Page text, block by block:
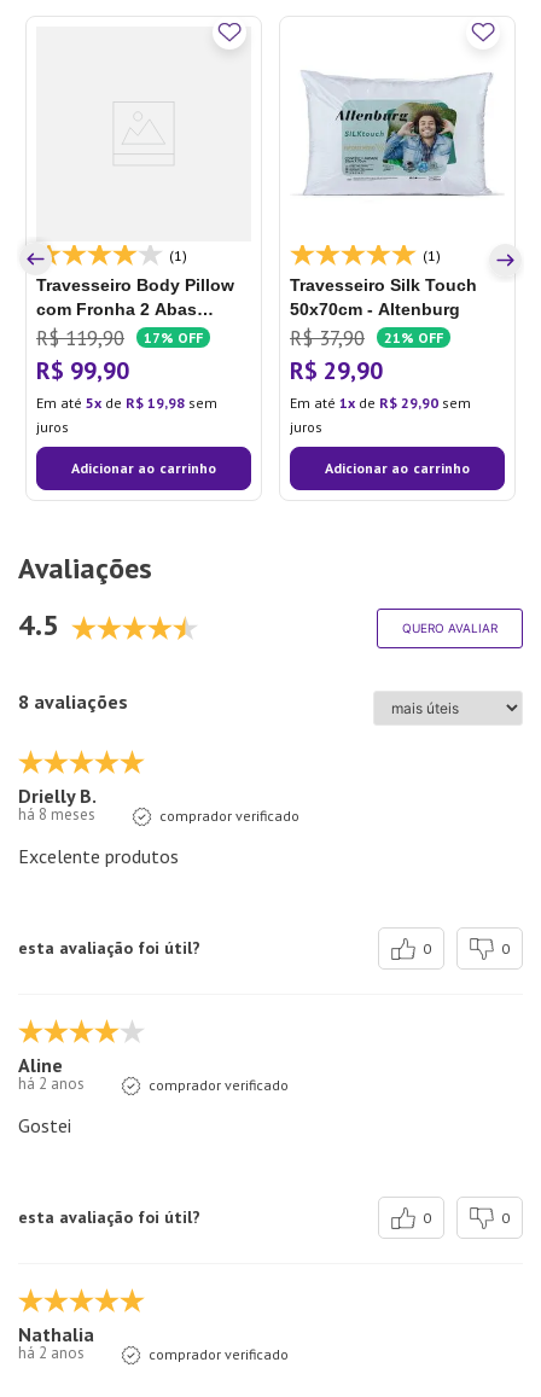
(1)
Travesseiro Body Pillow
com Fronha 2 Abas
40x130cm - Hedrons
R$ 119,90 17% OFF
R$ 99,90
Em até 5 de R$ 19,98 sem
juros
Adicionar ao carrinho
(1)
Travesseiro Silk Touch
50x70cm - Altenburg
R$ 37,90 21% OFF
R$ 29,90
Em até 1 de R$ 29,90 sem
juros
Adicionar ao carrinho
Avaliações
4.5
QUERO AVALIAR
8 avaliações
Drielly B.
há 8 meses comprador verificado
Excelente produtos
esta avaliação foi útil? 0 0
Aline
há 2 anos comprador verificado
Gostei
esta avaliação foi útil? 0 0
Nathalia
há 2 anos comprador verificado